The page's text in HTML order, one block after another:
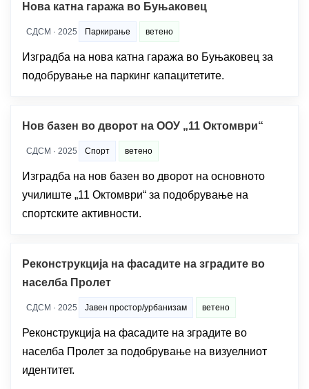
Нова катна гаража во Буњаковец
СДСМ · 2025 Паркирање ветено
Изградба на нова катна гаража во Буњаковец за
подобрување на паркинг капацитетите.
Нов базен во дворот на ООУ „11 Октомври“
СДСМ · 2025 Спорт ветено
Изградба на нов базен во дворот на основното
училиште „11 Октомври“ за подобрување на
спортските активности.
Реконструкција на фасадите на зградите во
населба Пролет
СДСМ · 2025 Јавен простор/урбанизам ветено
Реконструкција на фасадите на зградите во
населба Пролет за подобрување на визуелниот
идентитет.